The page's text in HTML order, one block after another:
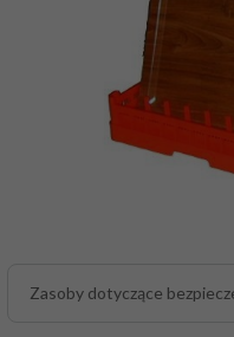
Zasoby dotyczące